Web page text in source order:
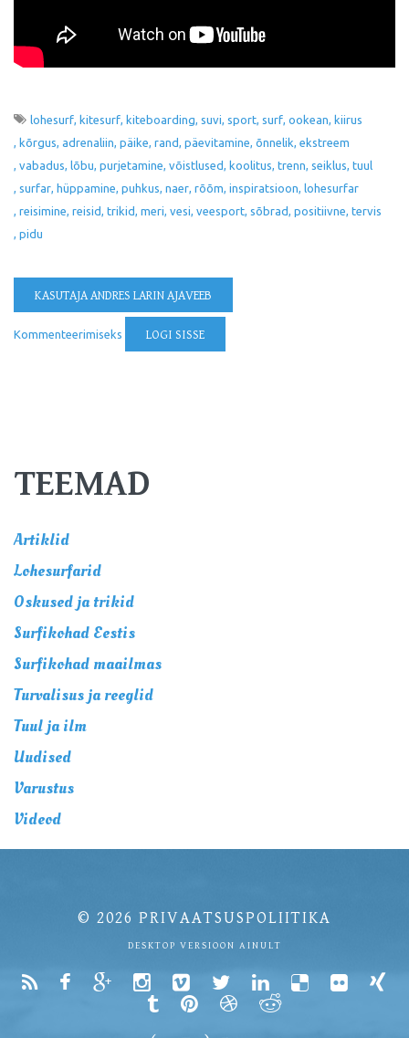
lohesurf kitesurf kiteboarding suvi sport surf ookean kiirus
kõrgus adrenaliin päike rand päevitamine õnnelik ekstreem
vabadus lõbu purjetamine võistlused koolitus trenn seiklus tuul
surfar hüppamine puhkus naer rõõm inspiratsioon lohesurfar
reisimine reisid trikid meri vesi veesport sõbrad positiivne tervis
pidu
KASUTAJA ANDRES LARIN AJAVEEB
Kommenteerimiseks LOGI SISSE
TEEMAD
Artiklid
Lohesurfarid
Oskused ja trikid
Surfikohad Eestis
Surfikohad maailmas
Turvalisus ja reeglid
Tuul ja ilm
Uudised
Varustus
Videod
© 2026 PRIVAATSUSPOLIITIKA
DESKTOP VERSIOON AINULT